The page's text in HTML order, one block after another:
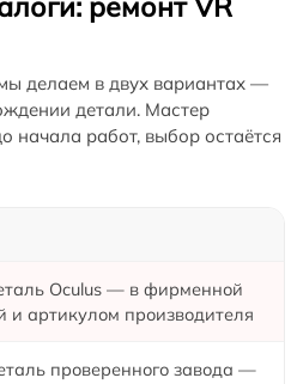
делаем в двух вариантах —
детали. Мастер
начала работ, выбор остаётся
Oculus — в фирменной
и артикулом производителя
проверенного завода —